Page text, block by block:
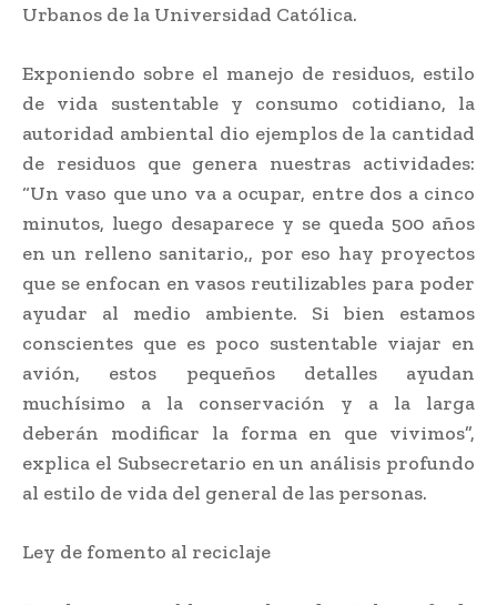
Urbanos de la Universidad Católica.
Exponiendo sobre el manejo de residuos, estilo
de vida sustentable y consumo cotidiano, la
autoridad ambiental dio ejemplos de la cantidad
de residuos que genera nuestras actividades:
“Un vaso que uno va a ocupar, entre dos a cinco
minutos, luego desaparece y se queda 500 años
en un relleno sanitario,, por eso hay proyectos
que se enfocan en vasos reutilizables para poder
ayudar al medio ambiente. Si bien estamos
conscientes que es poco sustentable viajar en
avión, estos pequeños detalles ayudan
muchísimo a la conservación y a la larga
deberán modificar la forma en que vivimos”,
explica el Subsecretario en un análisis profundo
al estilo de vida del general de las personas.
Ley de fomento al reciclaje